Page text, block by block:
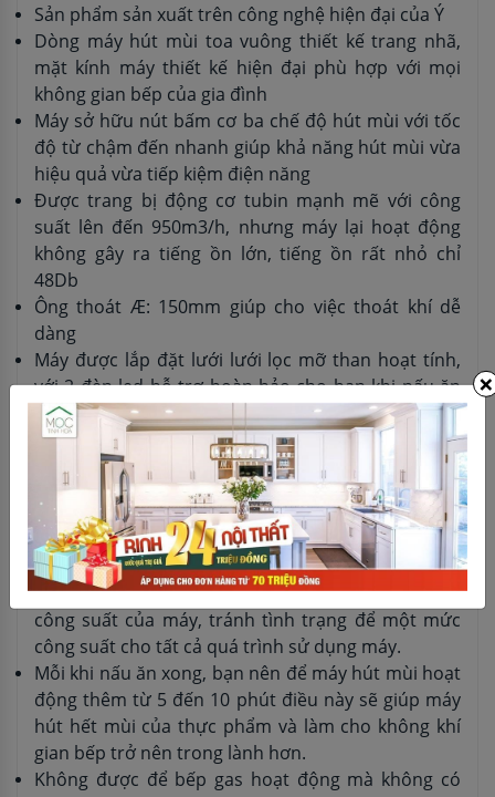
Sản phẩm sản xuất trên công nghệ hiện đại của Ý
Dòng máy hút mùi toa vuông thiết kế trang nhã,
mặt kính máy thiết kế hiện đại phù hợp với mọi
không gian bếp của gia đình
Máy sở hữu nút bấm cơ ba chế độ hút mùi với tốc
độ từ chậm đến nhanh giúp khả năng hút mùi vừa
hiệu quả vừa tiếp kiệm điện năng
Được trang bị động cơ tubin mạnh mẽ với công
suất lên đến 950m3/h, nhưng máy lại hoạt động
không gây ra tiếng ồn lớn, tiếng ồn rất nhỏ chỉ
48Db
Ông thoát Æ: 150mm giúp cho việc thoát khí dễ
dàng
Máy được lắp đặt lưới lưới lọc mỡ than hoạt tính,
với 2 đèn led hỗ trợ hoàn hảo cho bạn khi nấu ăn
buổi tối
Một số lưu ý khi sử dụng
Mỗi máy hút mùi đều được thiết lập các mức độ
hút khác nhau, chính vì vậy việc điều chỉnh công
suất sao cho phù hợp rất quan trọng. Tùy từng
món ăn (ít mùi, đậm mùi) mà các bạn điều chỉnh
công suất của máy, tránh tình trạng để một mức
công suất cho tất cả quá trình sử dụng máy.
Mỗi khi nấu ăn xong, bạn nên để máy hút mùi hoạt
động thêm từ 5 đến 10 phút điều này sẽ giúp máy
hút hết mùi của thực phẩm và làm cho không khí
gian bếp trở nên trong lành hơn.
Không được để bếp gas hoạt động mà không có
×